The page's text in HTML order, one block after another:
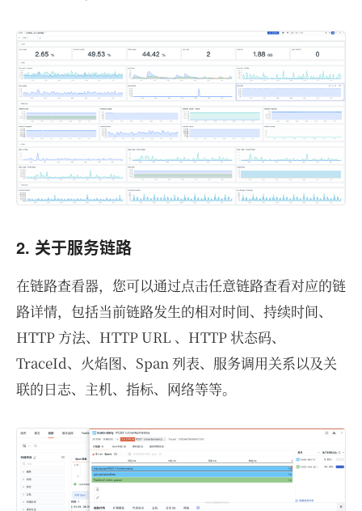
2. 关于服务链路
在链路查看器，您可以通过点击任意链路查看对应的链
路详情，包括当前链路发生的相对时间、持续时间、
HTTP 方法、HTTP URL 、HTTP 状态码、
TraceId、火焰图、Span 列表、服务调用关系以及关
联的日志、主机、指标、网络等等。